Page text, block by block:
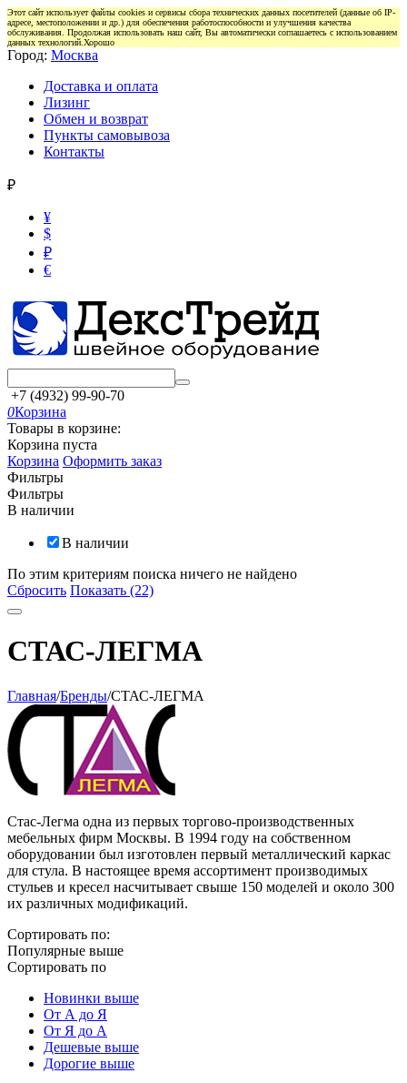
Этот сайт использует файлы cookies и сервисы сбора технических данных посетителей (данные об IP-
адресе, местоположении и др.) для обеспечения работоспособности и улучшения качества
обслуживания. Продолжая использовать наш сайт, Вы автоматически соглашаетесь с использованием
данных технологий. Хорошо
Город: Москва
Доставка и оплата
Лизинг
Обмен и возврат
Пункты самовывоза
Контакты
₽
¥
$
₽
€
+7 (4932) 99-90-70
0Корзина
Товары в корзине:
Корзина пуста
Корзина Оформить заказ
Фильтры
Фильтры
В наличии
В наличии
По этим критериям поиска ничего не найдено
Сбросить Показать (22)
СТАС-ЛЕГМА
Главная/Бренды/СТАС-ЛЕГМА
Стас-Легма одна из первых торгово-производственных
мебельных фирм Москвы. В 1994 году на собственном
оборудовании был изготовлен первый металлический каркас
для стула. В настоящее время ассортимент производимых
стульев и кресел насчитывает свыше 150 моделей и около 300
их различных модификаций.
Сортировать по:
Популярные выше
Сортировать по
Новинки выше
От А до Я
От Я до А
Дешевые выше
Дорогие выше